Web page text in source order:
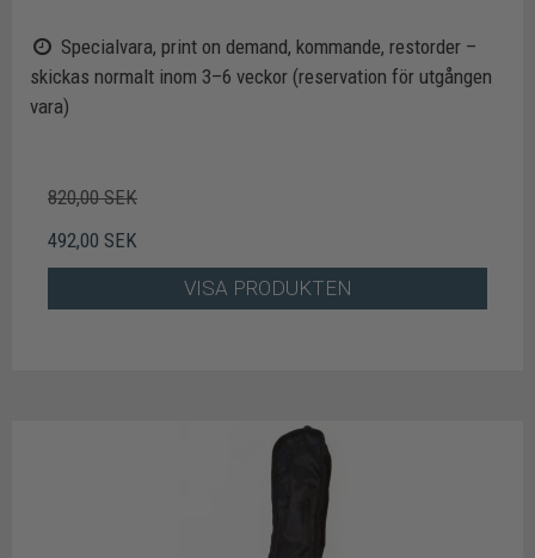
Specialvara, print on demand, kommande, restorder –
skickas normalt inom 3–6 veckor (reservation för utgången
vara)
820,00 SEK
492,00 SEK
VISA PRODUKTEN